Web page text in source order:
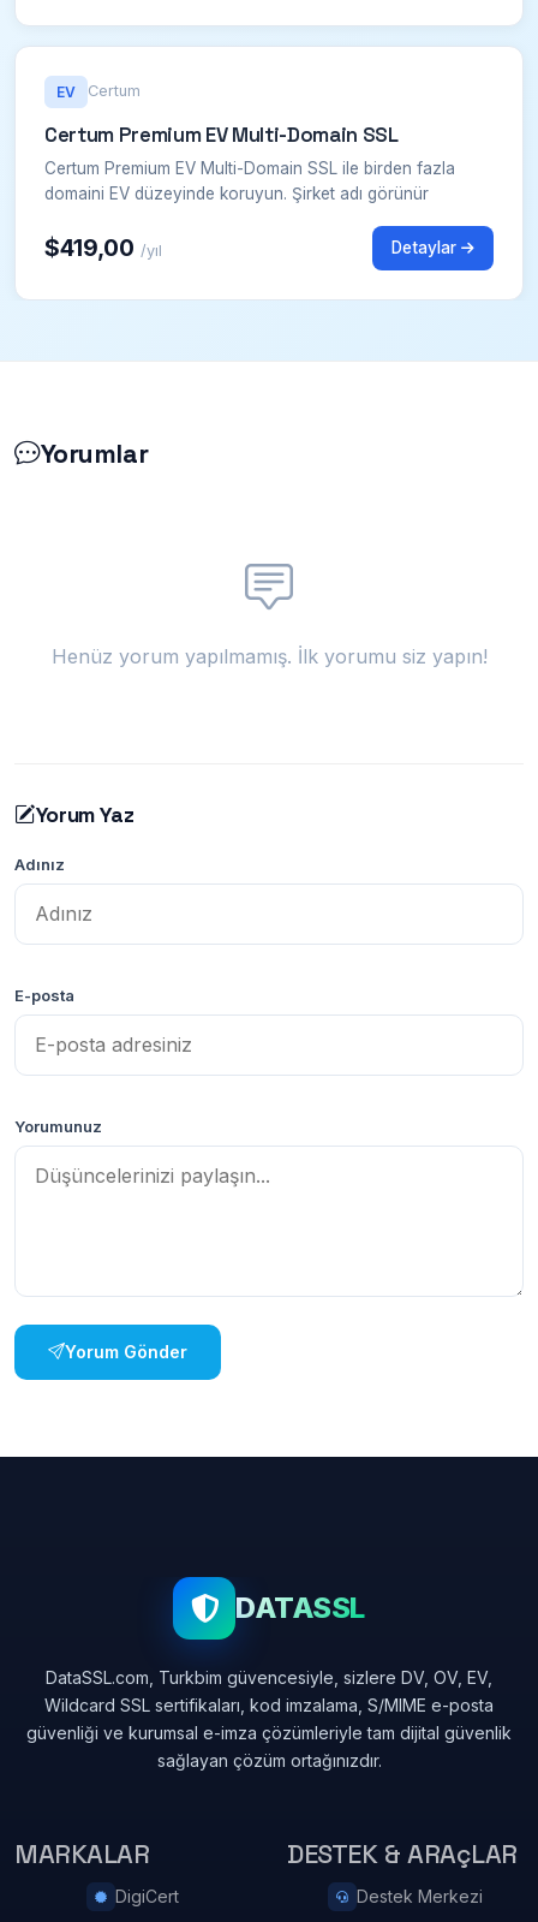
EV Certum
Certum Premium EV Multi-Domain SSL
Certum Premium EV Multi-Domain SSL ile birden fazla
domaini EV düzeyinde koruyun. Şirket adı görünür
$419,00 /yıl Detaylar
Yorumlar
Henüz yorum yapılmamış. İlk yorumu siz yapın!
Yorum Yaz
Adınız
E-posta
Yorumunuz
Yorum Gönder
DATASSL
DataSSL.com, Turkbim güvencesiyle, sizlere DV, OV, EV,
Wildcard SSL sertifikaları, kod imzalama, S/MIME e-posta
güvenliği ve kurumsal e-imza çözümleriyle tam dijital güvenlik
sağlayan çözüm ortağınızdır.
MARKALAR
DigiCert
DESTEK & ARAçLAR
Destek Merkezi